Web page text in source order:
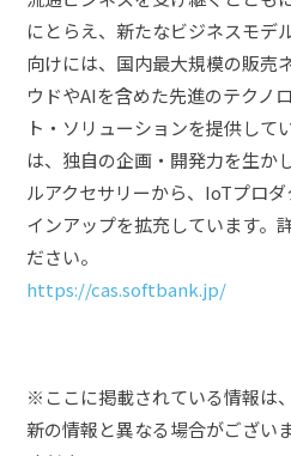
にとらえ、新たなビジネスモデ
向けには、国内最大規模の販売
ウドやAIを含めた先進のテクノ
ト・ソリューションを提供して
は、独自の企画・開発力を生か
ルアクセサリーから、IoTプロ
インアップを拡充しています。
ださい。
https://cas.softbank.jp/
※ここに掲載されている情報は
新の情報と異なる場合がござい